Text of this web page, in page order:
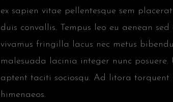
ex sapien vitae pellentesque sem
duis convallis. Tempus leo eu aenean
vivamus fringilla lacus nec metus
malesuada lacinia integer nunc posuere.
aptent taciti sociosqu. Ad litora torquent
himenaeos.